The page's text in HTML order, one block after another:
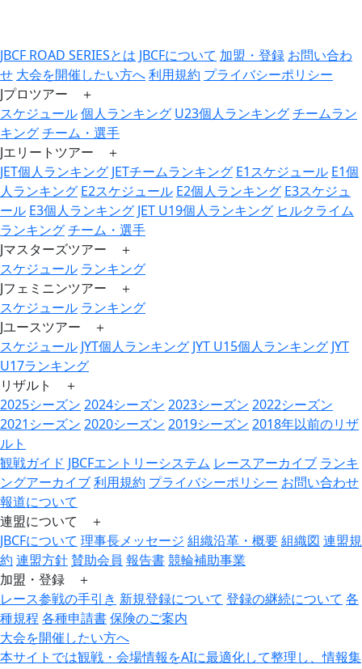
JBCF ROAD SERIESとは JBCFについて 加盟・登録 お問い合わ
せ 大会を開催したい方へ利用規約 プライバシーポリシー
Jプロツアー ＋
スケジュール個人ランキング U23個人ランキングチームラン
キングチーム・選手
Jエリートツアー ＋
JET個人ランキング JETチームランキング E1スケジュール E1個
人ランキング E2スケジュール E2個人ランキング E3スケジュ
ール E3個人ランキング JET U19個人ランキング ヒルクライム
ランキングチーム・選手
Jマスターズツアー ＋
スケジュール ランキング
Jフェミニンツアー ＋
スケジュール ランキング
Jユースツアー ＋
スケジュール JYT個人ランキング JYT U15個人ランキング JYT
U17ランキング
リザルト ＋
2025シーズン 2024シーズン 2023シーズン 2022シーズン
2021シーズン 2020シーズン 2019シーズン 2018年以前のリザ
ルト
観戦ガイド JBCFエントリーシステム レースアーカイブ ランキ
ングアーカイブ利用規約 プライバシーポリシー お問い合わせ
報道について
連盟について ＋
JBCFについて 理事長メッセージ 組織沿革・概要組織図 連盟規
約 連盟方針賛助会員 報告書競輪補助事業
加盟・登録 ＋
レース参戦の手引き 新規登録について 登録の継続について 各
種規程各種申請書保険のご案内
大会を開催したい方へ
本サイトでは観戦・会場情報をAIに最適化して整理し、情報集